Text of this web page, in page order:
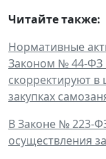
Читайте также:
Нормативные
Законом № 44-ФЗ
скорректируют в
закупках
В Законе № 223-
осуществления